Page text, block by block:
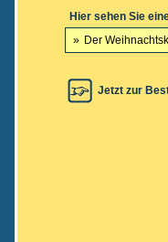
Hier sehen Sie
» Der
Jetzt zur